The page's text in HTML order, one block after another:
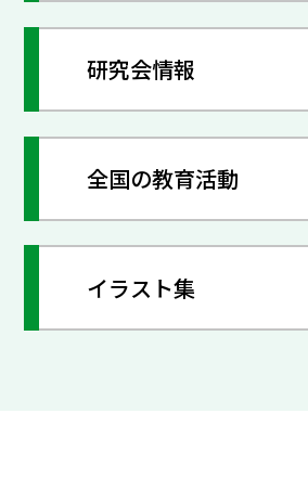
研究会情報
全国の教育活動
イラスト集